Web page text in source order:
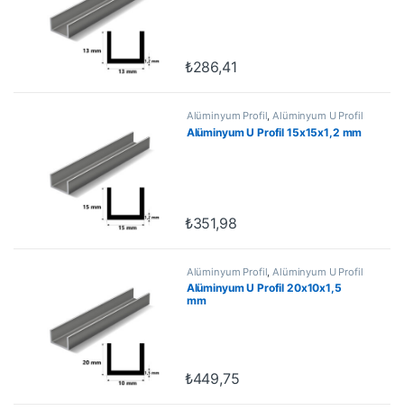
₺286,41
Alüminyum Profil,Alüminyum U Profil
Alüminyum U Profil 15x15x1,2 mm
₺351,98
Alüminyum Profil Alüminyum U Profil
Alüminyum U Profil 20x10x1,5
mm
₺449,75